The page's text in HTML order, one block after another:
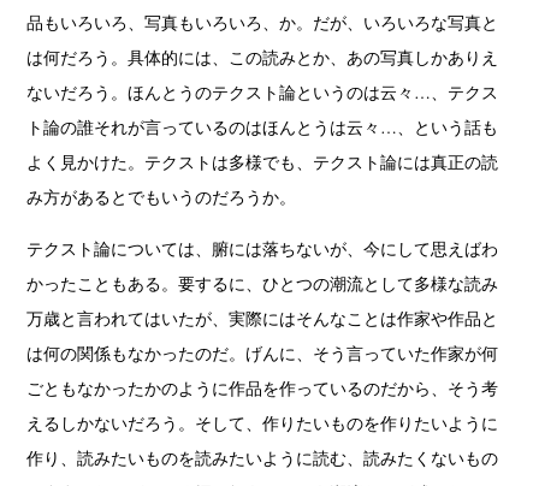
品もいろいろ、写真もいろいろ、か。だが、いろいろな写真と
は何だろう。具体的には、この読みとか、あの写真しかありえ
ないだろう。ほんとうのテクスト論というのは云々…、テクス
ト論の誰それが言っているのはほんとうは云々…、という話も
よく見かけた。テクストは多様でも、テクスト論には真正の読
み方があるとでもいうのだろうか。
テクスト論については、腑には落ちないが、今にして思えばわ
かったこともある。要するに、ひとつの潮流として多様な読み
万歳と言われてはいたが、実際にはそんなことは作家や作品と
は何の関係もなかったのだ。げんに、そう言っていた作家が何
ごともなかったかのように作品を作っているのだから、そう考
えるしかないだろう。そして、作りたいものを作りたいように
作り、読みたいものを読みたいように読む、読みたくないもの